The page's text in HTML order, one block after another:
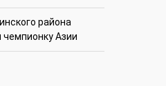
района
чемпионку Азии